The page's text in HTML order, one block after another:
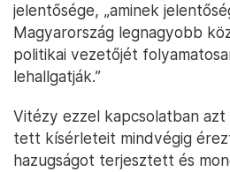
jelentősége, „aminek
Magyarország legnagyobb
politikai vezetőjét
lehallgatják.”
Vitézy ezzel kapcsolatban azt
tett kísérleteit mindvégig
hazugságot terjesztett és